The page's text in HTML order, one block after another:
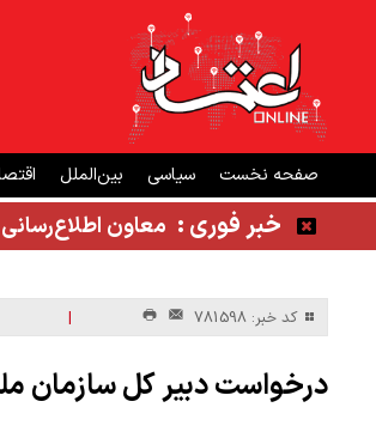
صفحه نخست سیاسی بین‌الملل
خبر فوری : معاون
کد خبر: 781598 |
درخواست دبیر کل سازمان ملل